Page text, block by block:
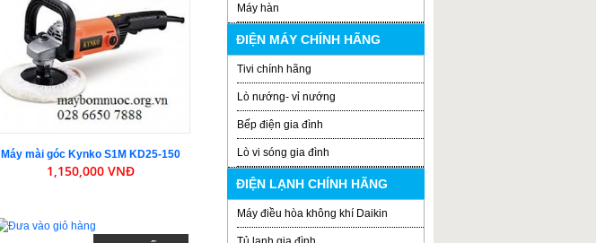
Máy mài góc Kynko S1M KD25-150
1,150,000 VNĐ
Máy hàn
ĐIỆN MÁY CHÍNH HÃNG
Tivi chính hãng
Lò nướng- vỉ nướng
Bếp điện gia đình
Lò vi sóng gia đình
ĐIỆN LẠNH CHÍNH HÃNG
Máy điều hòa không khí Daikin